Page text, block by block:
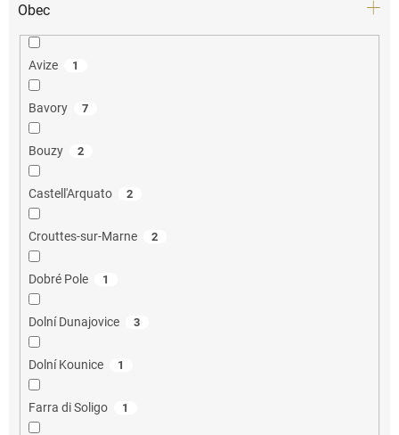
Obec
Avize 1
Bavory 7
Bouzy 2
Castell'Arquato 2
Crouttes-sur-Marne 2
Dobré Pole 1
Dolní Dunajovice 3
Dolní Kounice 1
Farra di Soligo 1